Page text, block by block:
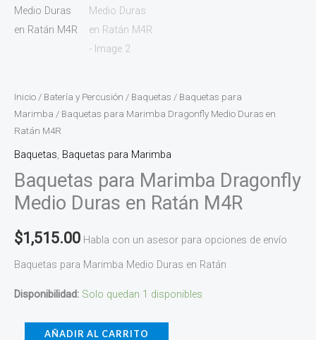
Inicio / Batería y Percusión / Baquetas / Baquetas para
Marimba / Baquetas para Marimba Dragonfly Medio Duras en
Ratán M4R
Baquetas, Baquetas para Marimba
Baquetas para Marimba Dragonfly
Medio Duras en Ratán M4R
$1,515.00 Habla con un asesor para opciones de envío
Baquetas para Marimba Medio Duras en Ratán
Disponibilidad: Solo quedan 1 disponibles
AÑADIR AL CARRITO